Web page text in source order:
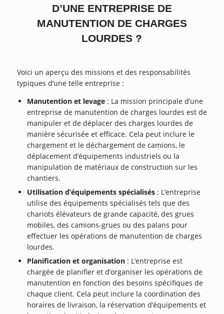
D’UNE ENTREPRISE DE
MANUTENTION DE CHARGES
LOURDES ?
Voici un aperçu des missions et des responsabilités
typiques d’une telle entreprise :
Manutention et levage : La mission principale d’une
entreprise de manutention de charges lourdes est de
manipuler et de déplacer des charges lourdes de
manière sécurisée et efficace. Cela peut inclure le
chargement et le déchargement de camions, le
déplacement d’équipements industriels ou la
manipulation de matériaux de construction sur les
chantiers.
Utilisation d’équipements spécialisés : L’entreprise
utilise des équipements spécialisés tels que des
chariots élévateurs de grande capacité, des grues
mobiles, des camions-grues ou des palans pour
effectuer les opérations de manutention de charges
lourdes.
Planification et organisation : L’entreprise est
chargée de planifier et d’organiser les opérations de
manutention en fonction des besoins spécifiques de
chaque client. Cela peut inclure la coordination des
horaires de livraison, la réservation d’équipements et